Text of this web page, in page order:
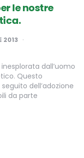
le nostre
2013
dall’uomo
Questo
dell’adozione
da parte